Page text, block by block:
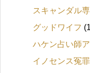
スキャンダル
グッドワイフ
ハケン占い師
イノセンス冤